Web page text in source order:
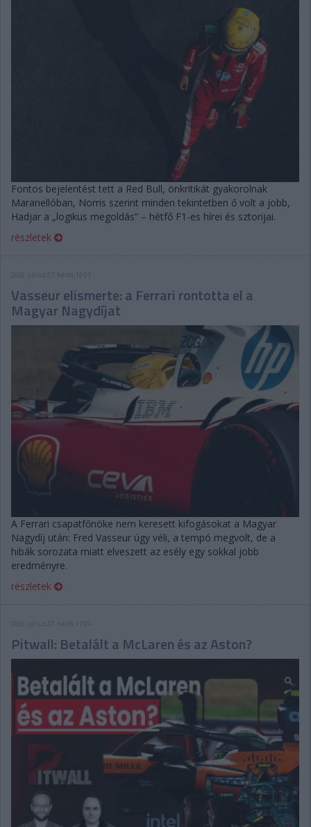
Fontos bejelentést tett a Red Bull, önkritikát gyakorolnak
Maranellóban, Norris szerint minden tekintetben ő volt a jobb,
Hadjar a „logikus megoldás” – hétfő F1-es hírei és sztorijai.
részletek
2026. július 27. hétfő, 19:27
Vasseur elismerte: a Ferrari rontotta el a
Magyar Nagydíjat
A Ferrari csapatfőnöke nem keresett kifogásokat a Magyar
Nagydíj után: Fred Vasseur úgy véli, a tempó megvolt, de a
hibák sorozata miatt elveszett az esély egy sokkal jobb
eredményre.
részletek
2026. július 27. hétfő, 17:04
Pitwall: Betalált a McLaren és az Aston?